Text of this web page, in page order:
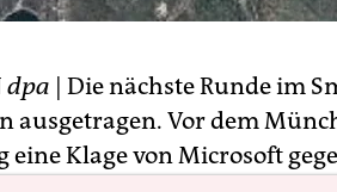
dpa | Die nächste Runde im
ausgetragen. Vor dem
eine Klage von Microsoft